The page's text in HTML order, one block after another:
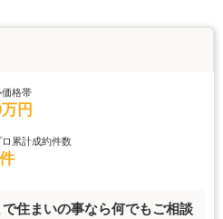
格帯
円
ロ累計成約件数
住まいの事なら何でもご相談